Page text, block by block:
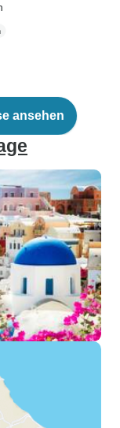
ansehen